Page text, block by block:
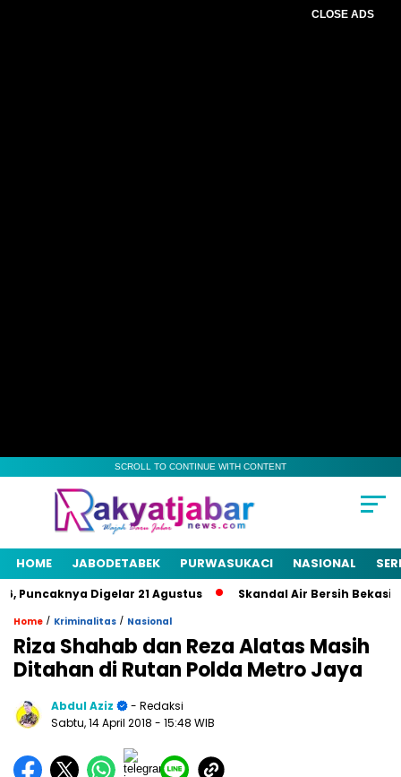
CLOSE ADS
SCROLL TO CONTINUE WITH CONTENT
HOME JABODETABEK PURWASUKACI NASIONAL
Puncaknya Digelar 21 Agustus Skandal Air Bersih Bekasi!
Home / Kriminalitas / Nasional
Riza Shahab dan Reza Alatas Masih
Ditahan di Rutan Polda Metro Jaya
Abdul Aziz
- Redaksi
Sabtu, 14 April 2018 - 15:48 WIB